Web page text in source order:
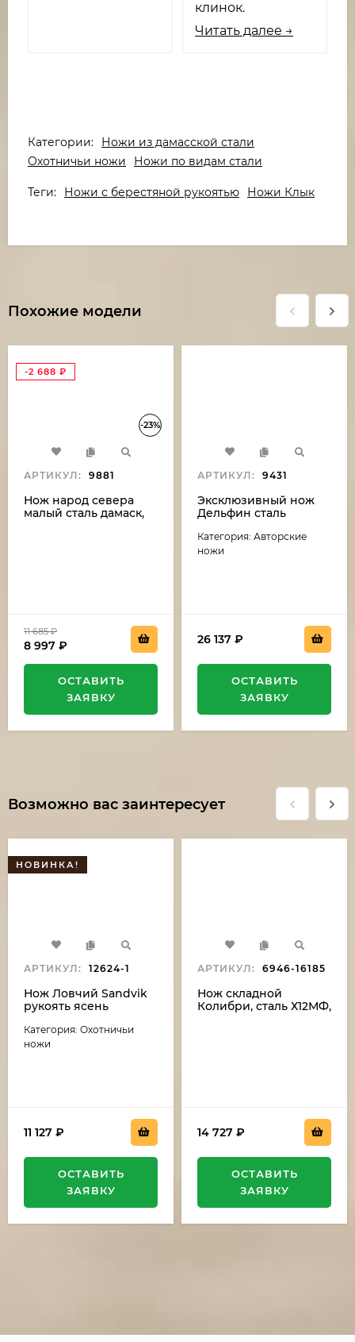
клинок.
Читать далее →
Категории:
Ножи из дамасской стали
Охотничьи ножи
Ножи по видам стали
Теги: Ножи с берестяной рукоятью Ножи Клык
Похожие модели
-23%
-2 688 ₽
АРТИКУЛ: 9881
Нож народ севера
малый сталь дамаск,
11 685₽
8 997 ₽
ОСТАВИТЬ
ЗАЯВКУ
АРТИКУЛ: 9431
Эксклюзивный нож
Дельфин сталь
(никелирование),
рукоять резная,
Категория: Авторские
ножи
26 137 ₽
ОСТАВИТЬ
ЗАЯВКУ
Возможно вас заинтересует
НОВИНКА!
АРТИКУЛ: 12624-1
Нож Ловчий Sandvik
рукоять ясень
коричневый акрил
зеленый
Категория: Охотничьи
ножи
11 127 ₽
ОСТАВИТЬ
ЗАЯВКУ
АРТИКУЛ: 6946-16185
Нож складной
Колибри, сталь Х12МФ,
14 727 ₽
ОСТАВИТЬ
ЗАЯВКУ